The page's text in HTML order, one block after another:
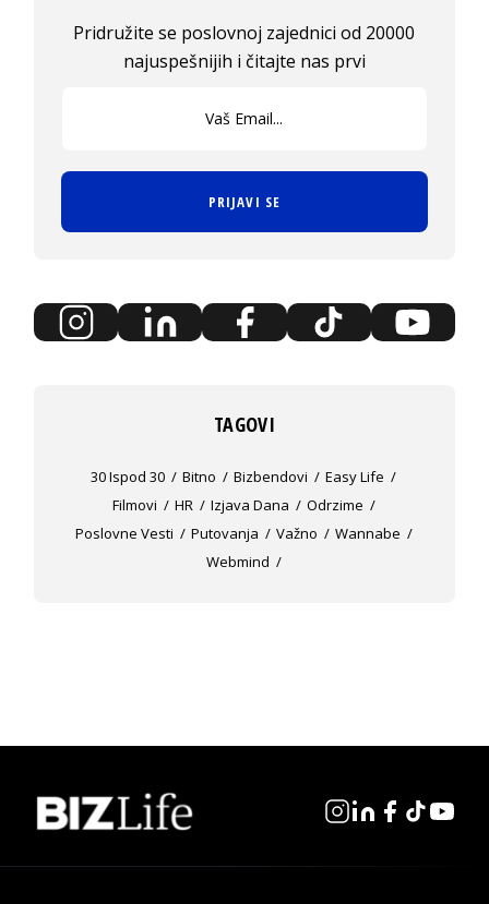
Pridružite se poslovnoj zajednici od 20000
najuspešnijih i čitajte nas prvi
PRIJAVI SE
TAGOVI
30 Ispod 30 Bitno Bizbendovi
Easy Life
Filmovi
HR Izjava Dana
Odrzime
Poslovne Vesti
Putovanja Važno
Wannabe
Webmind